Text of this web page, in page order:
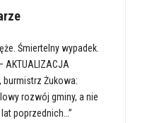
Śmiertelny wypadek.
AKTUALIZACJA
burmistrz Żukowa:
rozwój gminy, a nie
poprzednich…”